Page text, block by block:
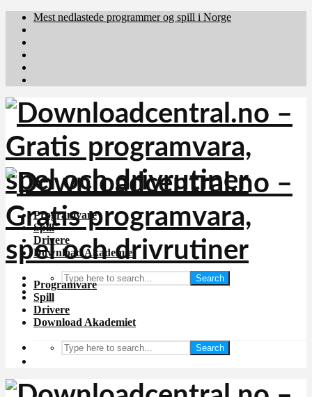
Mest nedlastede programmer og spill i Norge
Programvare
Spill
Drivere
Download Akademiet
Search
Programvare
Spill
Drivere
Download Akademiet
Search